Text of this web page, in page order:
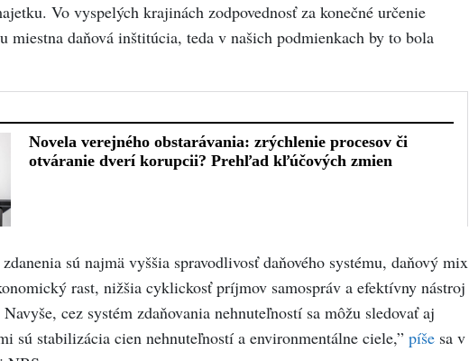
Vo vyspelých krajinách zodpovednosť za konečné určenie
miestna daňová inštitúcia, teda v našich podmienkach by to bola
sú najmä vyššia spravodlivosť daňového systému, daňový mix
rast, nižšia cyklickosť príjmov samospráv a efektívny nástroj
cez systém zdaňovania nehnuteľností sa môžu sledovať aj
sú stabilizácia cien nehnuteľností a environmentálne ciele,” píšesa v